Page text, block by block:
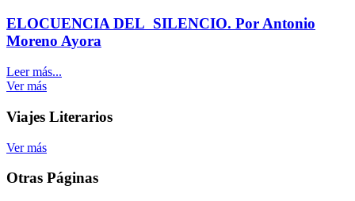
ELOCUENCIA DEL SILENCIO. Por Antonio
Moreno Ayora
Leer más...
Ver más
Viajes Literarios
Ver más
Otras Páginas